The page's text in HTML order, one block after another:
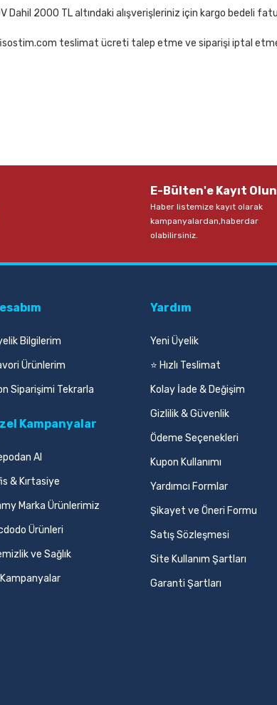
Dahil 2000 TL altındaki alışverişleriniz için kargo bedeli
teslimat ücreti talep etme ve siparişi iptal etme
E-Bülten'e Kayıt Olun
Haber listemize kayıt olarak
kampanyalardan,haberdar
olabilirsiniz.
Bilgilerim
Ürünlerim
Siparişimi Tekrarla
Kampanyalar
Al
& Kırtasiye
Marka Ürünlerimiz
Ürünleri
ve Sağlık
Kampanyalar
Yardım
Yeni Üyelik
⭐ Hızlı Teslimat
Kolay İade & Değişim
Gizlilik & Güvenlik
Ödeme Seçenekleri
Kupon Kullanımı
Yardımcı Formlar
Şikayet ve Öneri Formu
Satış Sözleşmesi
Site Kullanım Şartları
Garanti Şartları